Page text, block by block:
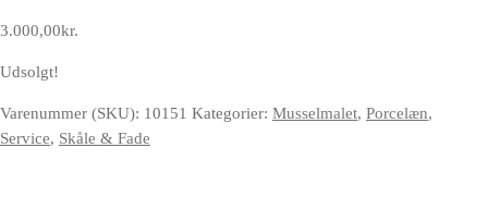
3.000,00kr.
Udsolgt!
Varenummer (SKU): 10151 Kategorier: Musselmalet, Porcelæn,
Service, Skåle & Fade